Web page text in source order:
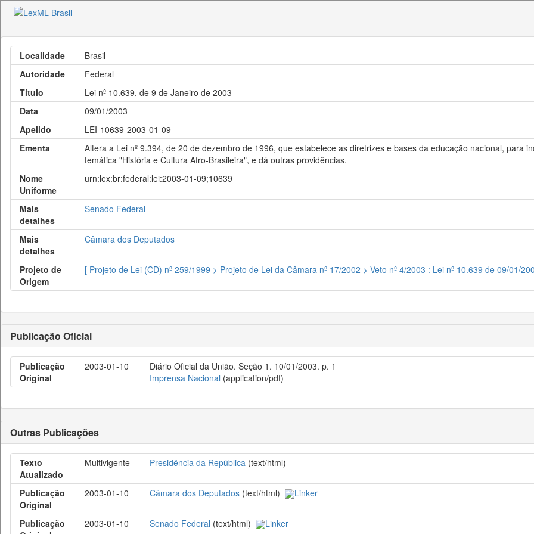
Localidade
Brasil
Autoridade
Federal
Título
Lei nº 10.639, de 9 de Janeiro de 2003
Data
09/01/2003
Apelido
LEI-10639-2003-01-09
Ementa
Altera a Lei nº 9.394, de 20 de dezembro de 1996, que estabelece as diretrizes e bases da educação nacional, para
temática "História e Cultura Afro-Brasileira", e dá outras providências.
Nome
Uniforme
urn:lex:br:federal:lei:2003-01-09;10639
Mais
detalhes
Senado Federal
Mais
detalhes
Câmara dos Deputados
Projeto de
Origem
[ Projeto de Lei (CD) nº 259/1999 > Projeto de Lei da Câmara nº 17/2002 > Veto nº 4/2003 : Lei nº 10.639 de 09/01/
Publicação Oficial
Publicação
Original
2003-01-10
Diário Oficial da União. Seção 1. 10/01/2003. p. 1
Imprensa Nacional (application/pdf)
Outras Publicações
Texto
Atualizado
Multivigente Presidência da República (text/html)
Publicação
Original
2003-01-10 Câmara dos Deputados (text/html) Linker
Publicação
2003-01-10 Senado Federal (text/html) Linker